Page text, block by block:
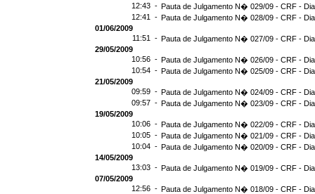
12:43 - Pauta de Julgamento N� 029/09 - CRF -
12:41 - Pauta de Julgamento N� 028/09 - CRF -
01/06/2009
11:51 - Pauta de Julgamento N� 027/09 - CRF -
29/05/2009
10:56 - Pauta de Julgamento N� 026/09 - CRF -
10:54 - Pauta de Julgamento N� 025/09 - CRF -
21/05/2009
09:59 - Pauta de Julgamento N� 024/09 - CRF -
09:57 - Pauta de Julgamento N� 023/09 - CRF -
19/05/2009
10:06 - Pauta de Julgamento N� 022/09 - CRF -
10:05 - Pauta de Julgamento N� 021/09 - CRF -
10:04 - Pauta de Julgamento N� 020/09 - CRF -
14/05/2009
13:03 - Pauta de Julgamento N� 019/09 - CRF -
07/05/2009
12:56 - Pauta de Julgamento N� 018/09 - CRF -